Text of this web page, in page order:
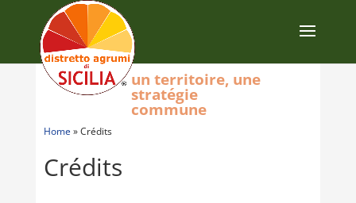
Home »Crédits
Crédits
un territoire, une
stratégie
commune